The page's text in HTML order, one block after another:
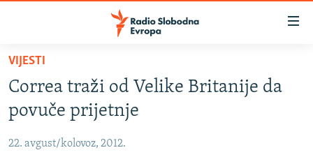
Pređite
glavni
sadržaj
Pređite
na
BOSNA I HERCEGOVINA
SRBIJA
KOSOVO
VIJESTI
Correa traži od Velike Britanije da
povuče prijetnje
22. avgust/kolovoz, 2012.